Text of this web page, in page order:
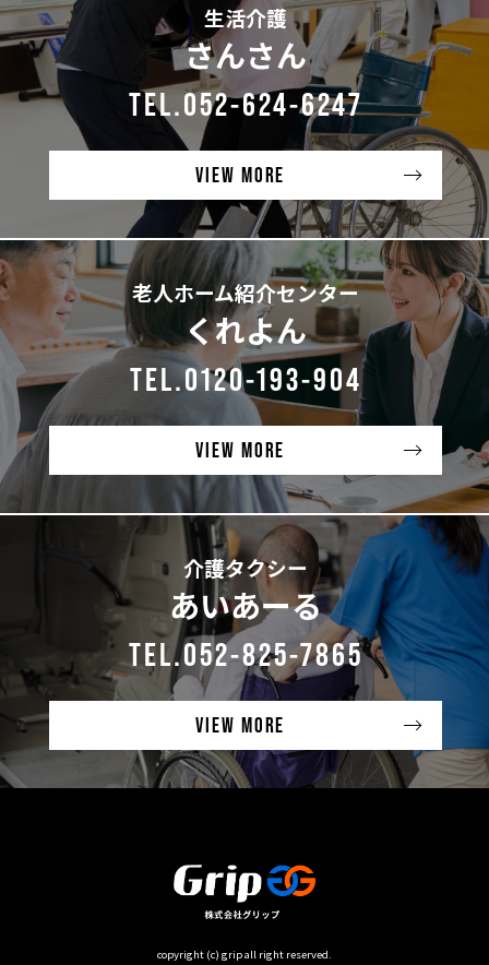
生活介護
さんさん
TEL.052-624-6247
VIEW MORE
老人ホーム紹介センター
くれよん
TEL.0120-193-904
VIEW MORE
介護タクシー
あいあーる
TEL.052-825-7865
VIEW MORE
copyright (c) grip all right reserved.